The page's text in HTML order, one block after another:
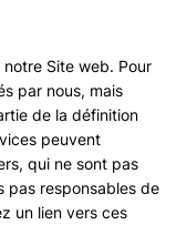
Site web. Pour
par nous, mais
de la définition
peuvent
qui ne sont pas
pas responsables de
un lien vers ces